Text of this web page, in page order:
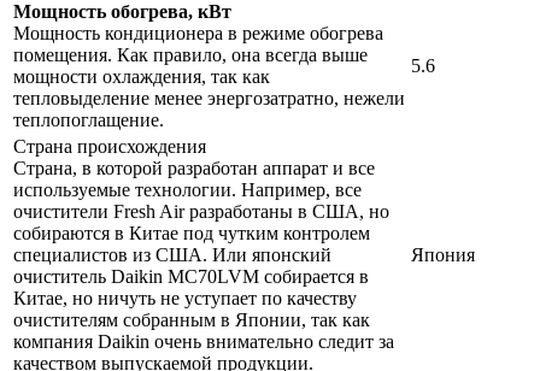
Мощность обогрева, кВт
Мощность кондиционера в режиме обогрева
помещения. Как правило, она всегда выше
мощности охлаждения, так как
тепловыделение менее энергозатратно, нежели
теплопоглащение.
5.6
Страна происхождения
Страна, в которой разработан аппарат и все
используемые технологии. Например, все
очистители Fresh Air разработаны в США, но
собираются в Китае под чутким контролем
специалистов из США. Или японский
очиститель Daikin MC70LVM собирается в
Китае, но ничуть не уступает по качеству
очистителям собранным в Японии, так как
компания Daikin очень внимательно следит за
качеством выпускаемой продукции.
Япония